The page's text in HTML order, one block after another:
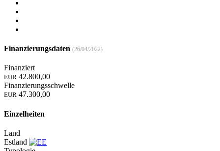
Finanzierungsdaten (26/04/2022)
Finanziert
EUR 42.800,00
Finanzierungsschwelle
EUR 47.300,00
Einzelheiten
Land
Estland